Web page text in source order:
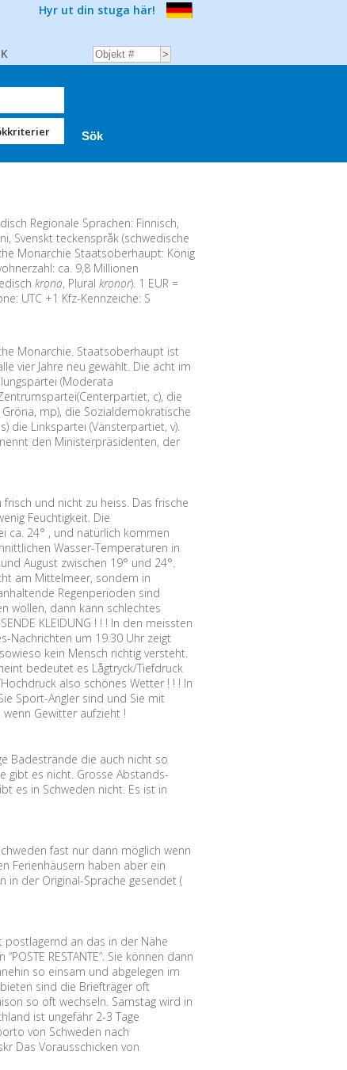
Hyr ut din stuga här!
Regionale Sprachen: Finnisch,
Svenskt teckenspråk (schwedische
Monarchie Staatsoberhaupt: König
ca. 9,8 Millionen
krona, Plural kronor). 1 EUR =
UTC +1 Kfz-Kennzeiche: S
Monarchie. Staatsoberhaupt ist
vier Jahre neu gewählt. Die acht im
(Moderata
c), die
mp), die Sozialdemokratische
die Linkspartei (Vänsterpartiet, v).
den Ministerpräsidenten, der
und nicht zu heiss. Das frische
Feuchtigkeit. Die
ca. 24° , und natürlich kommen
Wasser-Temperaturen in
August zwischen 19° und 24°.
am Mittelmeer, sondern in
Regenperioden sind
wollen, dann kann schlechtes
KLEIDUNG ! ! ! In den meissten
Nachrichten um 19.30 Uhr zeigt
kein Mensch richtig versteht.
bedeutet es Lågtryck/Tiefdruck
also schönes Wetter ! ! ! In
Sport-Angler sind und Sie mit
Gewitter aufzieht !
Badestrände die auch nicht so
gibt es nicht. Grosse Abstands-
es in Schweden nicht. Es ist in
fast nur dann möglich wenn
Ferienhäusern haben aber ein
in der Original-Sprache gesendet (
postlagernd an das in der Nähe
RESTANTE”. Sie können dann
so einsam und abgelegen im
sind die Briefträger oft
so oft wechseln. Samstag wird in
ist ungefähr 2-3 Tage
von Schweden nach
Das Vorausschicken von